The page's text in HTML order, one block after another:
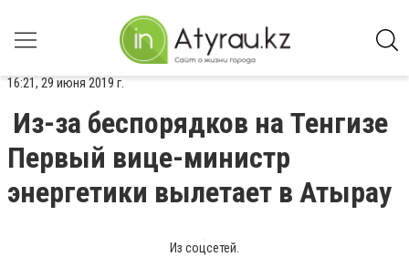
16:21, 29 июня 2019 г.
Из-за беспорядков на Тенгизе
Первый вице-министр
энергетики вылетает в Атырау
Из соцсетей.